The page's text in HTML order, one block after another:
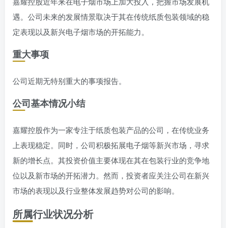
遇。公司未来的发展情景取决于其在传统纸质包装领域的稳
定表现以及新兴电子烟市场的开拓能力。
重大事项
公司近期无特别重大的事项报告。
公司基本情况小结
嘉耀控股作为一家专注于纸质包装产品的公司，在传统业务
上表现稳定。同时，公司积极拓展电子烟等新兴市场，寻求
新的增长点。其投资价值主要体现在其在包装行业的竞争地
位以及新市场的开拓潜力。然而，投资者应关注公司在新兴
市场的表现以及行业整体发展趋势对公司的影响。
所属行业状况分析